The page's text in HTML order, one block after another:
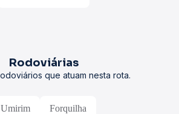
Rodoviárias
que atuam nesta rota.
Umirim Forquilha